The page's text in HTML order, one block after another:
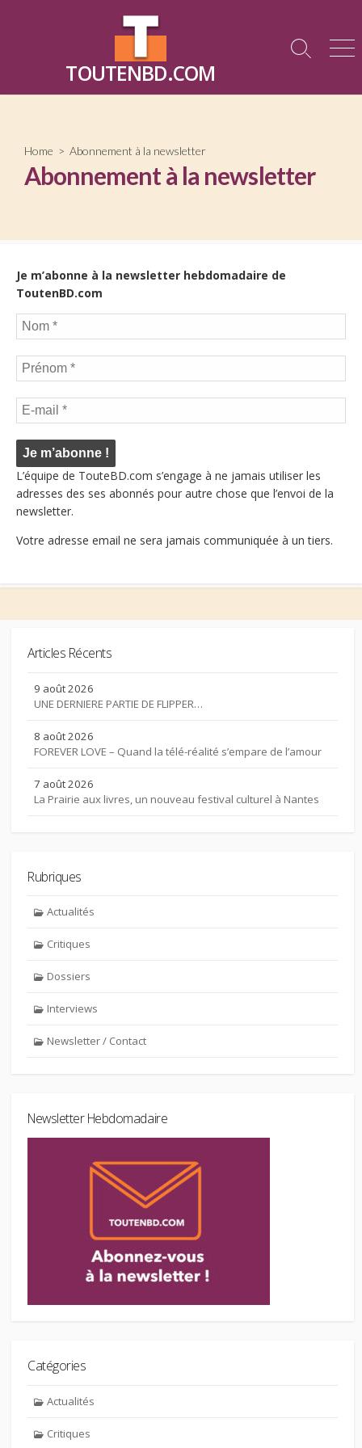
TOUTENBD.COM
Search
Home > Abonnement à la newsletter
Abonnement à la newsletter
Je m’abonne à la newsletter hebdomadaire de
ToutenBD.com
L’équipe de TouteBD.com s’engage à ne jamais utiliser les
adresses des ses abonnés pour autre chose que l’envoi de la
newsletter.
Votre adresse email ne sera jamais communiquée à un tiers.
Articles Récents
9 août 2026
UNE DERNIERE PARTIE DE FLIPPER…
8 août 2026
FOREVER LOVE – Quand la télé-réalité s’empare de l’amour
7 août 2026
La Prairie aux livres, un nouveau festival culturel à Nantes
Rubriques
Actualités
Critiques
Dossiers
Interviews
Newsletter / Contact
Newsletter Hebdomadaire
Catégories
Actualités
Critiques